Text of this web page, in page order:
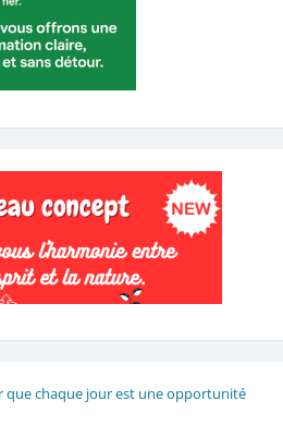
que chaque jour est une opportunité